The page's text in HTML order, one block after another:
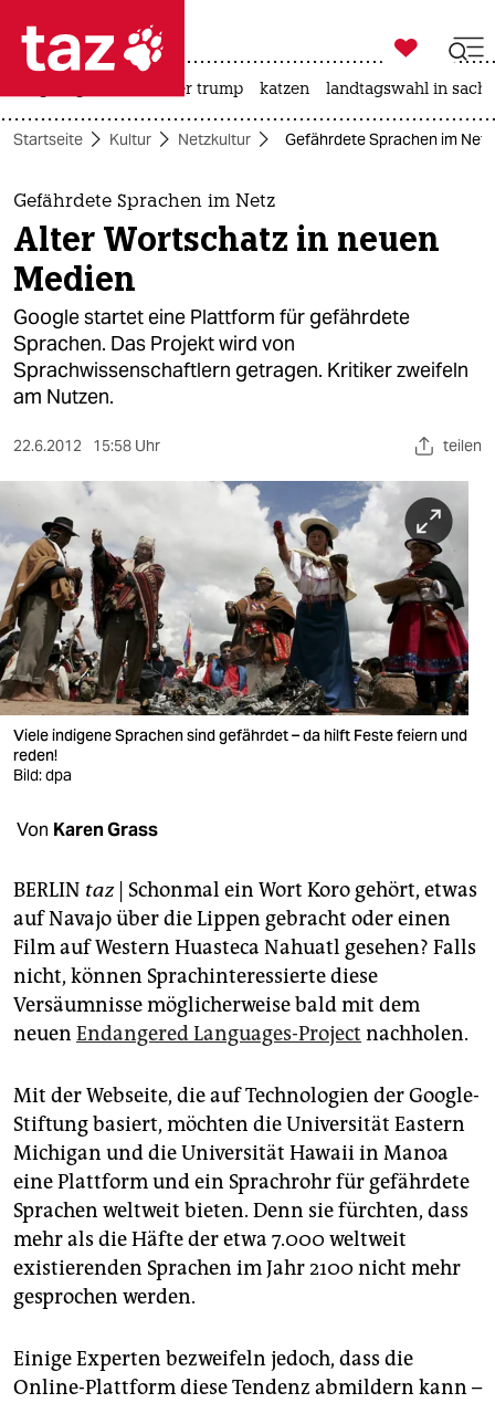
 taz zahl ich
taz zahl ich
themen
politik
öko
gesellschaft
kultur
sport
berlin
nord
wahrheit
verlag
verlag
veranstaltungen
shop
fragen & hilfe
abo
genossenschaft
epaper login

taz zahl ich
usa unter trump katzen landtagswahl in
Startseite Kultur Netzkultur Gefährdete Sprachen im
Gefährdete Sprachen im Netz
Alter Wortschatz in neuen
Medien
Google startet eine Plattform für gefährdete
Sprachen. Das Projekt wird von
Sprachwissenschaftlern getragen. Kritiker zweifeln
am Nutzen.
22.6.2012 15:58 Uhr teilen
Viele indigene Sprachen sind gefährdet – da hilft Feste feiern und
reden!
Bild: dpa
Von Karen Grass
BERLIN taz| Schonmal ein Wort Koro gehört, etwas
auf Navajo über die Lippen gebracht oder einen
Film auf Western Huasteca Nahuatl gesehen? Falls
nicht, können Sprachinteressierte diese
Versäumnisse möglicherweise bald mit dem
neuen Endangered Languages-Project nachholen.
Mit der Webseite, die auf Technologien der Google-
Stiftung basiert, möchten die Universität Eastern
Michigan und die Universität Hawaii in Manoa
eine Plattform und ein Sprachrohr für gefährdete
Sprachen weltweit bieten. Denn sie fürchten, dass
mehr als die Häfte der etwa 7.000 weltweit
existierenden Sprachen im Jahr 2100 nicht mehr
gesprochen werden.
Einige Experten bezweifeln jedoch, dass die
Online-Plattform diese Tendenz abmildern kann –